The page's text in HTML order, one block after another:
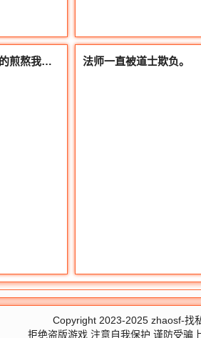
每个人都需要面对的煎熬我们应该如何面对 法师一直被道士欺负。
Copyright 2023-2025 zhaosf-找
拒绝盗版游戏 注意自我保护 谨防受骗